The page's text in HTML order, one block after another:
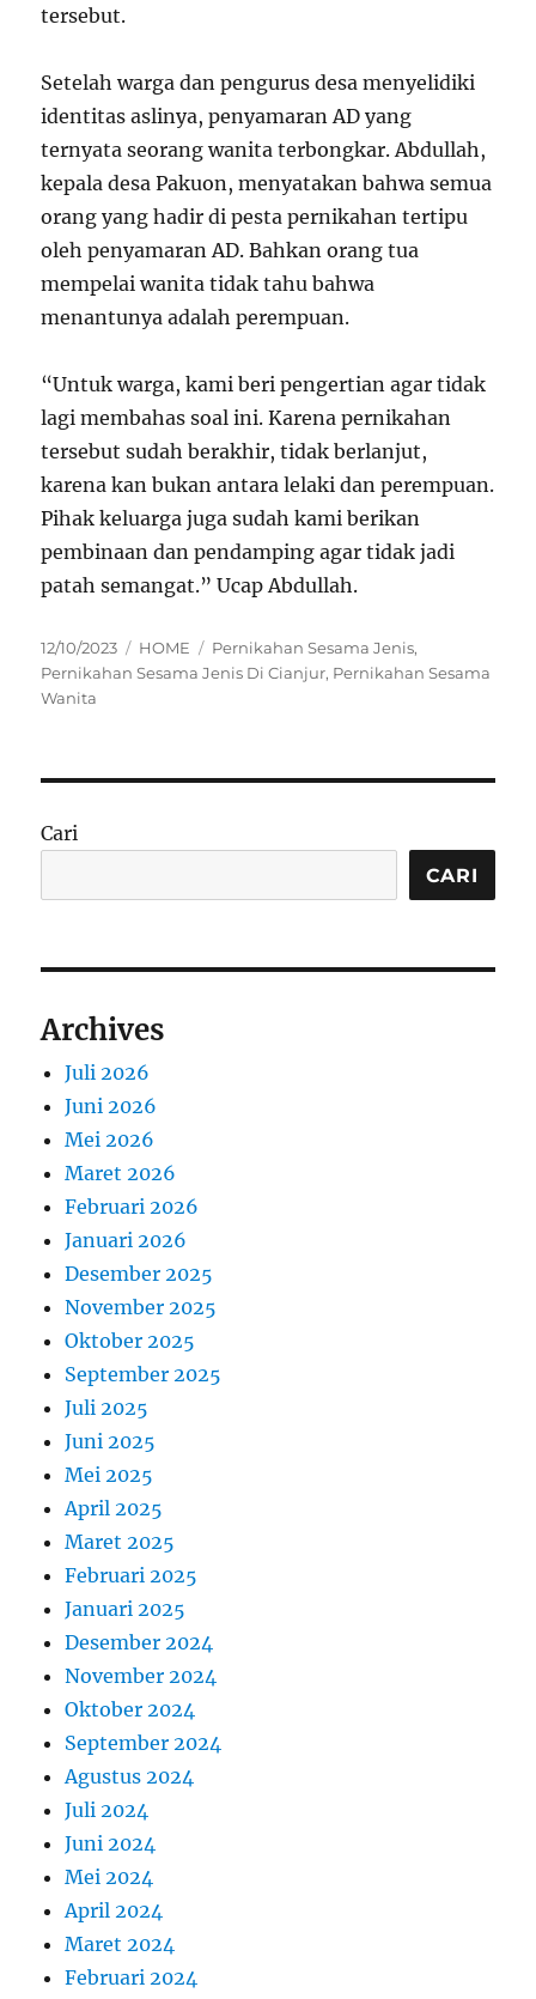
tersebut.
Setelah warga dan pengurus desa menyelidiki
identitas aslinya, penyamaran AD yang
ternyata seorang wanita terbongkar. Abdullah,
kepala desa Pakuon, menyatakan bahwa semua
orang yang hadir di pesta pernikahan tertipu
oleh penyamaran AD. Bahkan orang tua
mempelai wanita tidak tahu bahwa
menantunya adalah perempuan.
“Untuk warga, kami beri pengertian agar tidak
lagi membahas soal ini. Karena pernikahan
tersebut sudah berakhir, tidak berlanjut,
karena kan bukan antara lelaki dan perempuan.
Pihak keluarga juga sudah kami berikan
pembinaan dan pendamping agar tidak jadi
patah semangat.” Ucap Abdullah.
Posted
on
12/10/2023 Categories
HOME Tags
Pernikahan Sesama Jenis,
Pernikahan Sesama Jenis Di Cianjur, Pernikahan Sesama
Wanita
Cari
CARI
Archives
Juli 2026
Juni 2026
Mei 2026
Maret 2026
Februari 2026
Januari 2026
Desember 2025
November 2025
Oktober 2025
September 2025
Juli 2025
Juni 2025
Mei 2025
April 2025
Maret 2025
Februari 2025
Januari 2025
Desember 2024
November 2024
Oktober 2024
September 2024
Agustus 2024
Juli 2024
Juni 2024
Mei 2024
April 2024
Maret 2024
Februari 2024